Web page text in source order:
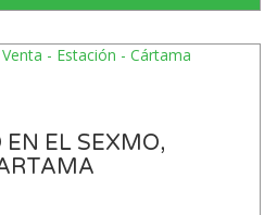
EL SEXMO,